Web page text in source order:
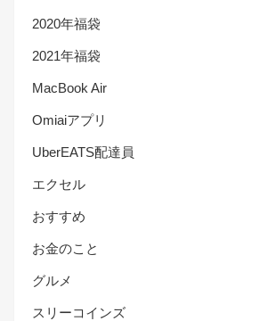
2020年福袋
2021年福袋
MacBook Air
Omiaiアプリ
UberEATS配達員
エクセル
おすすめ
お金のこと
グルメ
スリーコインズ